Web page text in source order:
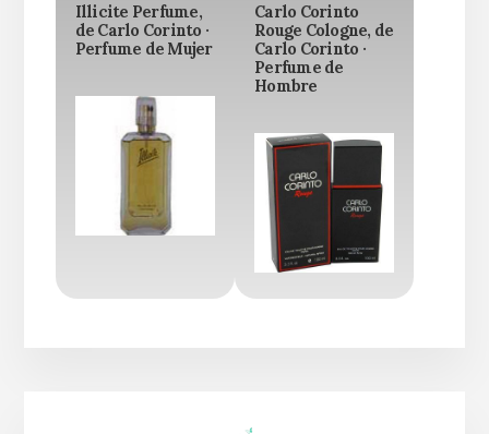
Illicite Perfume,
de Carlo Corinto ·
Perfume de Mujer
Carlo Corinto
Rouge Cologne, de
Carlo Corinto ·
Perfume de
Hombre